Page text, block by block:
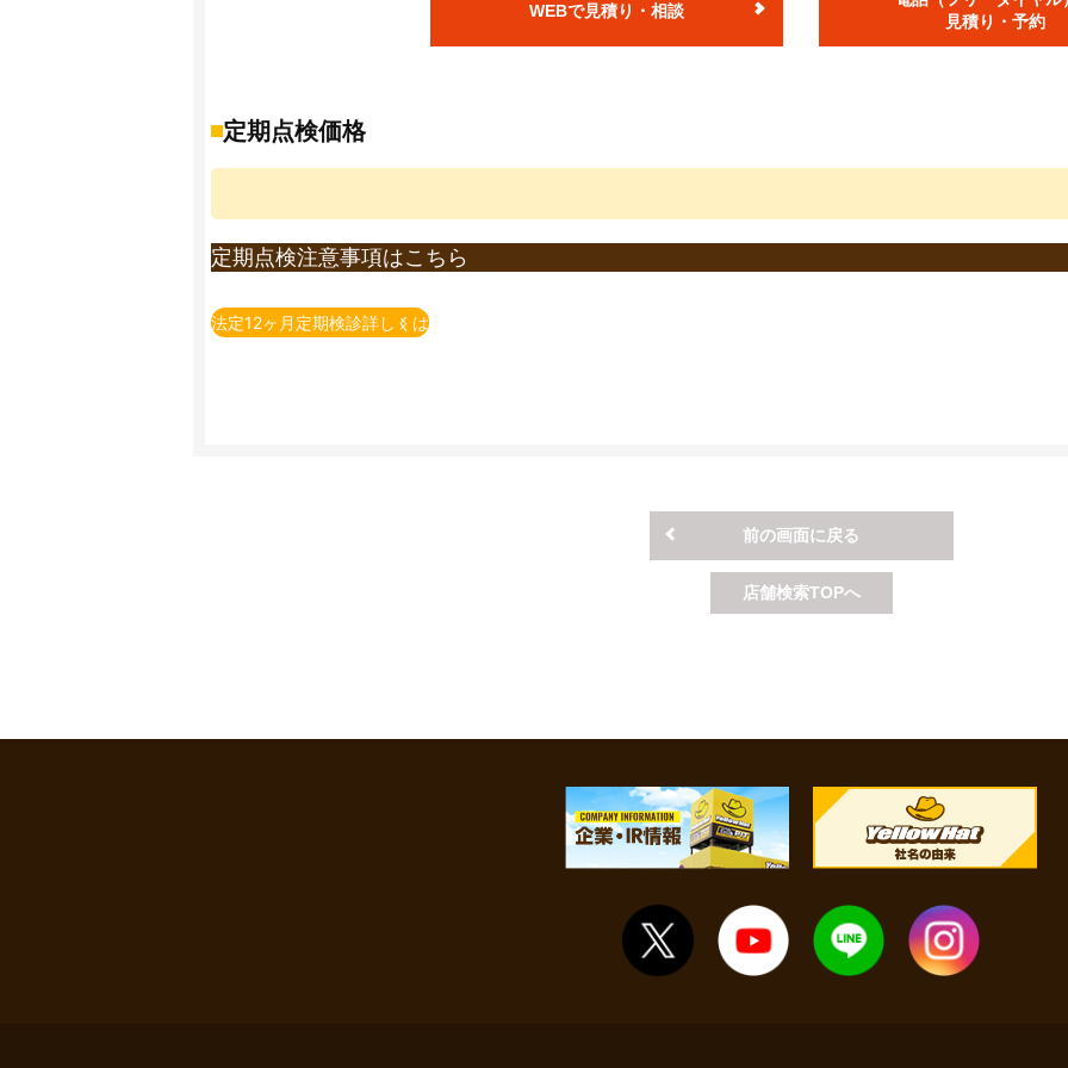
※重量税は、エコカー減税非対象車で初年度登録から13年未満のお車の税額です。
エコカー減税対象車の重量税額は上記額より減額されます。
※自賠責保険料は2023年4月1日現在の保険料となります。
※印紙代は2026年4月1日現在の料金となります。
WEBで見積り・相談
見積り・予約
定期点検価格
定期点検注意事項はこちら
例）自家用乗用自動車（2回目以降の車検が2年毎）の場合、12ヶ月点検となります。
法定12ヶ月定期検診詳しくは
前の画面に戻る
店舗検索TOPへ